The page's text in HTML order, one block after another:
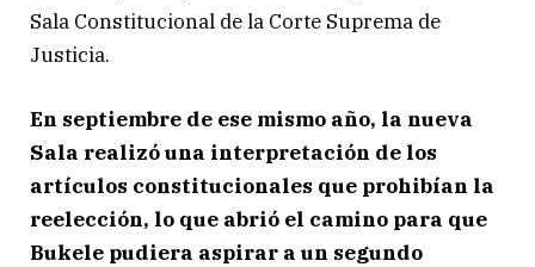
Sala Constitucional de la Corte Suprema de
Justicia.
En septiembre de ese mismo año, la nueva
Sala realizó una interpretación de los
artículos constitucionales que prohibían la
reelección, lo que abrió el camino para que
Bukele pudiera aspirar a un segundo